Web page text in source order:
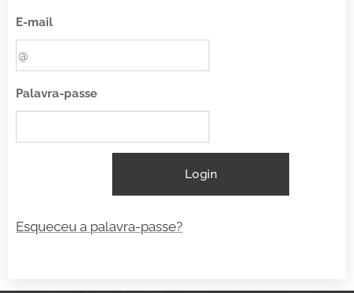
E-mail
Palavra-passe
Login
Esqueceu a palavra-passe?